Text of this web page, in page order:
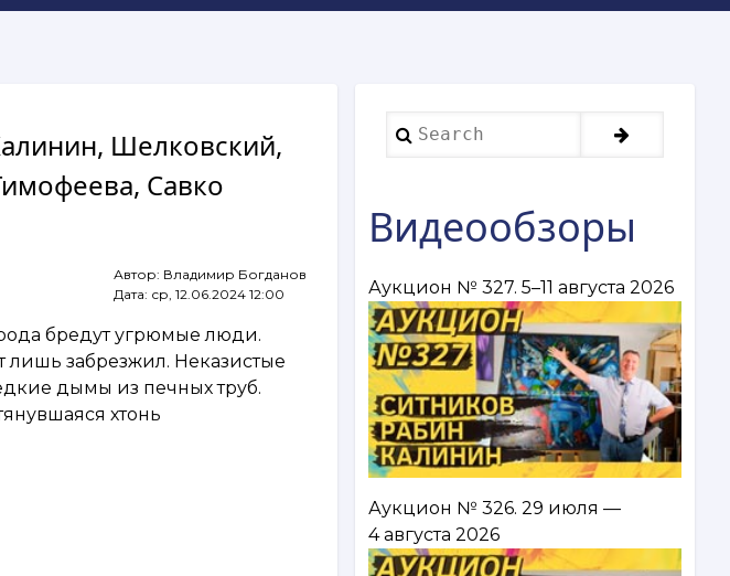
Шелковский,
Савко
Автор: Владимир Богданов
Дата: ср, 12.06.2024 12:00
бредут угрюмые люди.
лишь забрезжил. Неказистые
дымы из печных труб.
хтонь
Search
Видеообзоры
Аукцион № 327. 5–11 августа 2026
Аукцион № 326. 29 июля —
4 августа 2026